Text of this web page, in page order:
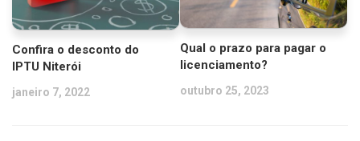
Confira o desconto do
IPTU Niterói
janeiro 7, 2022
Qual o prazo para pagar o
licenciamento?
outubro 25, 2023